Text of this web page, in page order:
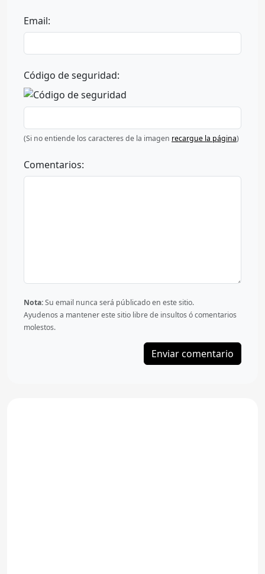
Email:
Código de seguridad:
(Si no entiende los caracteres de la imagen recargue la página)
Comentarios:
Nota:Su email nunca será públicado en este sitio.
Ayudenos a mantener este sitio libre de insultos ó comentarios
molestos.